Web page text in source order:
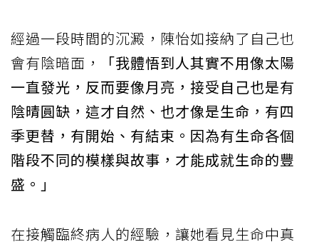
經過一段時間的沉澱，陳怡如接納了自己也
會有陰暗面，
「我體悟到人其實不用像太陽
一直發光，反而要像月亮，接受自己也是有
陰晴圓缺，這才自然、也才像是生命，有四
季更替，有開始、有結束。因為有生命各個
階段不同的模樣與故事，才能成就生命的豐
盛。」
在接觸臨終病人的經驗，讓她看見生命中真